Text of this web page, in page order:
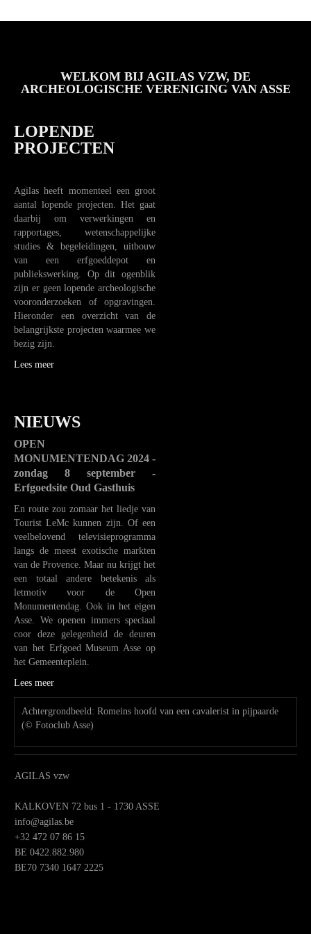
WELKOM BIJ AGILAS VZW, DE
ARCHEOLOGISCHE VERENIGING VAN ASSE
LOPENDE
PROJECTEN
Agilas heeft momenteel een groot
aantal lopende projecten. Het gaat
daarbij om verwerkingen en
rapportages, wetenschappelijke
studies & begeleidingen, uitbouw
van een erfgoeddepot en
publiekswerking. Op dit ogenblik
zijn er geen lopende archeologische
vooronderzoeken of opgravingen.
Hieronder een overzicht van de
belangrijkste projecten waarmee we
bezig zijn.
Lees meer
NIEUWS
OPEN
MONUMENTENDAG 2024 -
zondag 8 september -
Erfgoedsite Oud Gasthuis
En route zou zomaar het liedje van
Tourist LeMc kunnen zijn. Of een
veelbelovend televisieprogramma
langs de meest exotische markten
van de Provence. Maar nu krijgt het
een totaal andere betekenis als
letmotiv voor de Open
Monumentendag. Ook in het eigen
Asse. We openen immers speciaal
coor deze gelegenheid de deuren
van het Erfgoed Museum Asse op
het Gemeenteplein.
Lees meer
Achtergrondbeeld: Romeins hoofd van een cavalerist in pijpaarde
(© Fotoclub Asse)
AGILAS vzw
KALKOVEN 72 bus 1 - 1730 ASSE
info@agilas.be
+32 472 07 86 15
BE 0422.882.980
BE70 7340 1647 2225